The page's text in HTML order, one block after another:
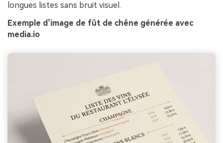
longues listes sans bruit visuel.
Exemple d’image de fût de chêne générée avec
media.io